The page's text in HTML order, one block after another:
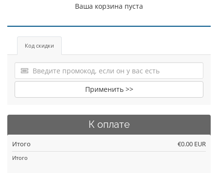
Ваша корзина пуста
Код скидки
Применить >>
К оплате
Итого €0.00 EUR
Итого